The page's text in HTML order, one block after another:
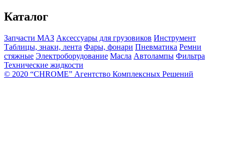
Каталог
Запчасти МАЗ Аксессуары для грузовиков Инструмент
Таблицы, знаки, лента Фары, фонари Пневматика Ремни
стяжные Электроборудование Масла Автолампы Фильтра
Технические жидкости
© 2020 “CHROME” Агентство Комплексных Решений